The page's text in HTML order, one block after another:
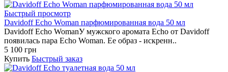
Быстрый просмотр
Davidoff Echo Woman парфюмированная вода 50 мл
Davidoff Echo WomanУ мужского аромата Echo от Davidoff
появилась пара Echo Woman. Ее образ - искренн..
5 100 грн
Купить Быстрый заказ